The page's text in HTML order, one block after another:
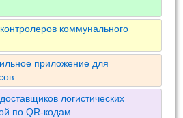
коммунального
приложение для
логистических
по QR-кодам